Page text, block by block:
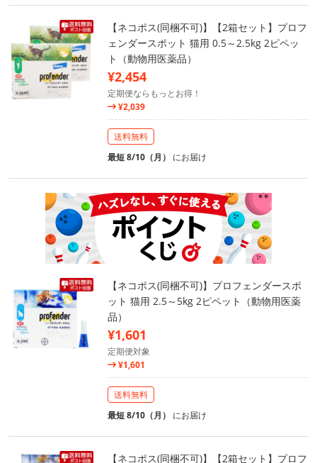
【ネコポス(同梱不可)】【2箱セット】プロフ
ェンダースポット 猫用 0.5～2.5kg 2ピペッ
ト（動物用医薬品）
¥2,454
定期便ならもっとお得！
¥2,039
送料無料
最短 8/10（月） にお届け
【ネコポス(同梱不可)】プロフェンダースポ
ット 猫用 2.5～5kg 2ピペット（動物用医薬
品）
¥1,601
定期便対象
¥1,601
送料無料
最短 8/10（月） にお届け
【ネコポス(同梱不可)】【2箱セット】プロフ